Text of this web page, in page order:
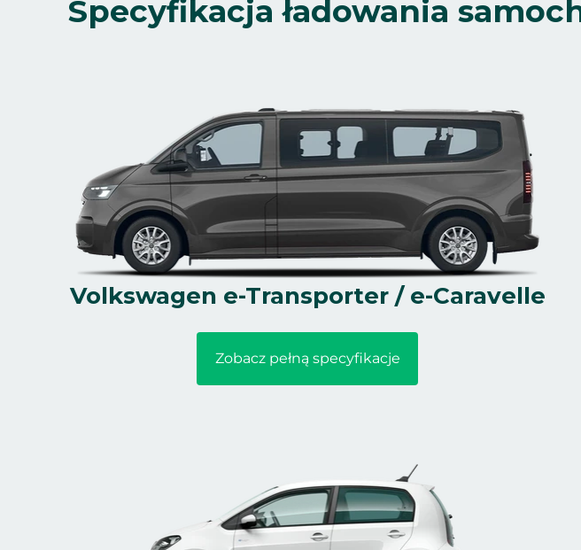
Volkswagen e-Transporter / e-Caravelle
Zobacz pełną specyfikacje
Specyfikacja ładowania